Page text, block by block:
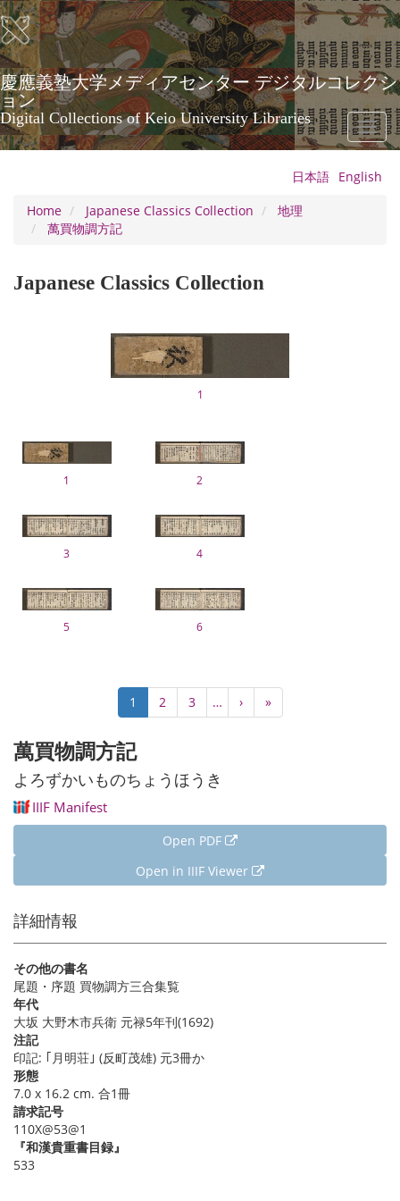
Skip
to
main
content
慶應義塾大学メディアセンター デジタルコレクシ
ョン
Digital Collections of Keio University Libraries
Toggle
日本語 English
Home
Japanese Classics Collection
地理
萬買物調方記
Japanese Classics Collection
1
1 2
3 4
5 6
Current
page
1 Page
2 Page
3 …
Next
page
›
Last
page
»
萬買物調方記
よろずかいものちょうほうき
IIIF Manifest
Open PDF
Open in IIIF Viewer
詳細情報
その他の書名
尾題・序題 買物調方三合集覧
年代
大坂 大野木市兵衛 元禄5年刊(1692)
注記
印記: ｢月明荘｣ (反町茂雄) 元3冊か
形態
7.0 x 16.2 cm. 合1冊
請求記号
110X@53@1
『和漢貴重書目録』
533